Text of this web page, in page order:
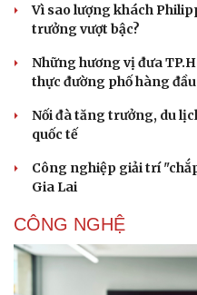
Vì sao lượng khách
trưởng vượt bậc?
Những hương vị đưa
thực đường phố hàng
Nối đà tăng trưởng, du
quốc tế
Công nghiệp giải trí
Gia Lai
CÔNG NGHỆ